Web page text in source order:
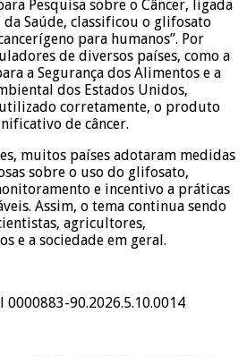
Pesquisa sobre o Câncer, ligada
Saúde, classificou o glifosato
para humanos”. Por
de diversos países, como a
a Segurança dos Alimentos e a
dos Estados Unidos,
corretamente, o produto
de câncer.
muitos países adotaram medidas
sobre o uso do glifosato,
e incentivo a práticas
Assim, o tema continua sendo
agricultores,
e a sociedade em geral.
0000883-90.2026.5.10.0014